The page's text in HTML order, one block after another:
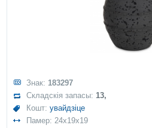
Знак: 183297
Складскія запасы:13,
Кошт:увайдзіце
Памер: 24x19x19